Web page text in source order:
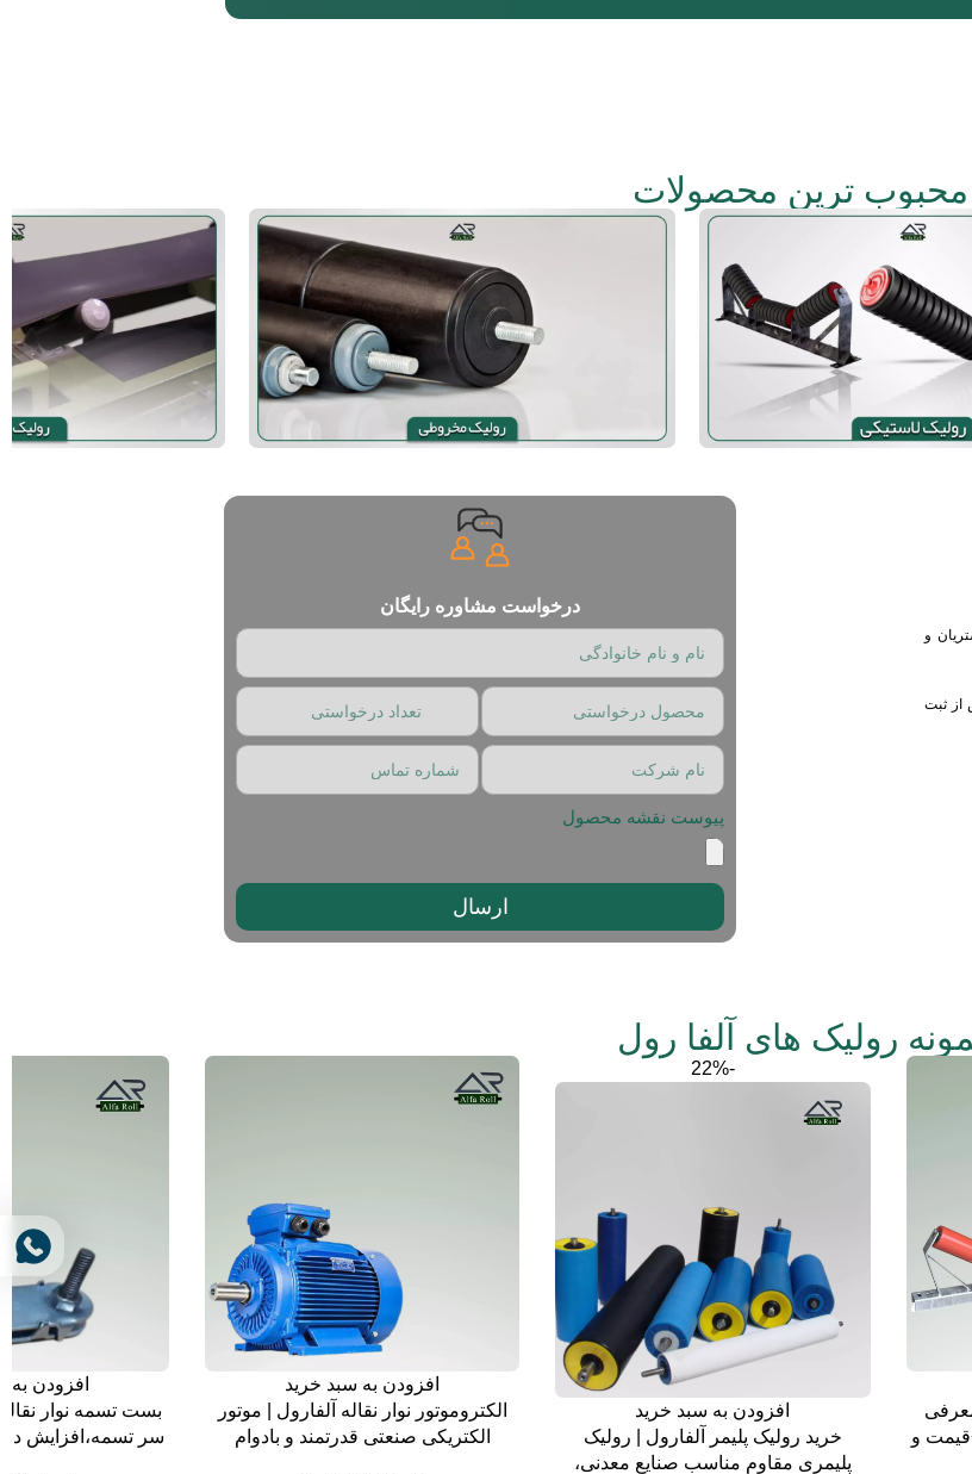
محبوب ترین محصولات
و
از ثبت
درخواست مشاوره رایگان
پیوست نقشه محصول
ارسال
رولیک های آلفا رول
و
-22%
افزودن به سبد خرید
خرید رولیک پلیمر آلفارول | رولیک
پلیمری مقاوم مناسب صنایع معدنی،
افزودن به سبد خرید
الکتروموتور نوار نقاله آلفارول | موتور
الکتریکی صنعتی قدرتمند و بادوام
افزودن به
بست تسمه نوار
سر تسمه،افزایش